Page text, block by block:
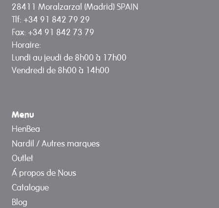
28411 Moralzarzal (Madrid) SPAIN
Tlf: +34 91 842 79 29
Fax: +34 91 842 73 79
Horaire:
Lundi au jeudi de 8h00 à 17h00
Vendredi de 8h00 à 14h00
Menu
HenBea
Nardil / Autres marques
Outlet
Á propos de Nous
Catalogue
Blog